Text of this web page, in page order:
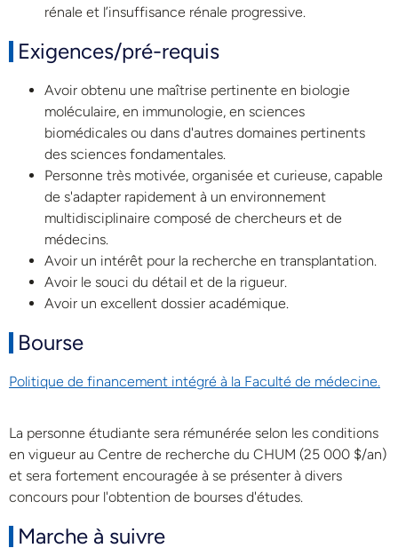
rénale et l’insuffisance rénale progressive.
Exigences/pré-requis
Avoir obtenu une maîtrise pertinente en biologie
moléculaire, en immunologie, en sciences
biomédicales ou dans d'autres domaines pertinents
des sciences fondamentales.
Personne très motivée, organisée et curieuse, capable
de s'adapter rapidement à un environnement
multidisciplinaire composé de chercheurs et de
médecins.
Avoir un intérêt pour la recherche en transplantation.
Avoir le souci du détail et de la rigueur.
Avoir un excellent dossier académique.
Bourse
Politique de financement intégré à la Faculté de médecine.
La personne étudiante sera rémunérée selon les conditions
en vigueur au Centre de recherche du CHUM (25 000 $/an)
et sera fortement encouragée à se présenter à divers
concours pour l'obtention de bourses d'études.
Marche à suivre